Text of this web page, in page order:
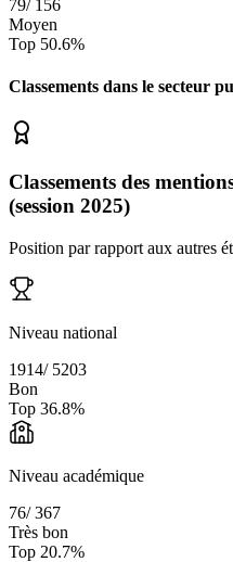
79/ 156
Moyen
Top 50.6%
Classements dans le secteur
Classements des
(session 2025)
Position par rapport aux autres
Niveau national
1914/ 5203
Bon
Top 36.8%
Niveau académique
76/367
Très bon
Top 20.7%